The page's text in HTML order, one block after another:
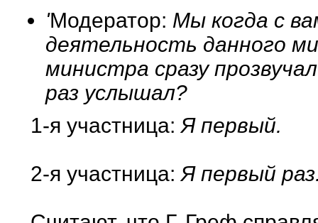
'Модератор: Мы когда с
деятельность данного
министра сразу
раз услышал?
1-я участница:Я первый.
2-я участница:Я первый